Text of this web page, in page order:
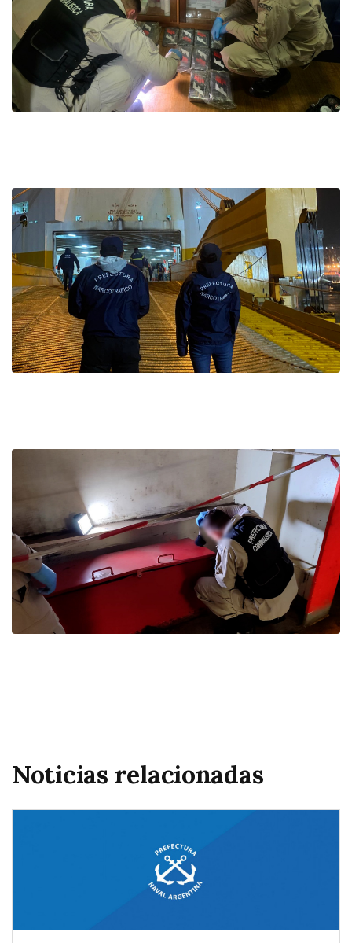
Noticias relacionadas